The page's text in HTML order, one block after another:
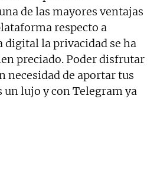
de las mayores ventajas
respecto a
digital la privacidad se ha
preciado. Poder disfrutar
necesidad de aportar tus
un lujo y con Telegram ya